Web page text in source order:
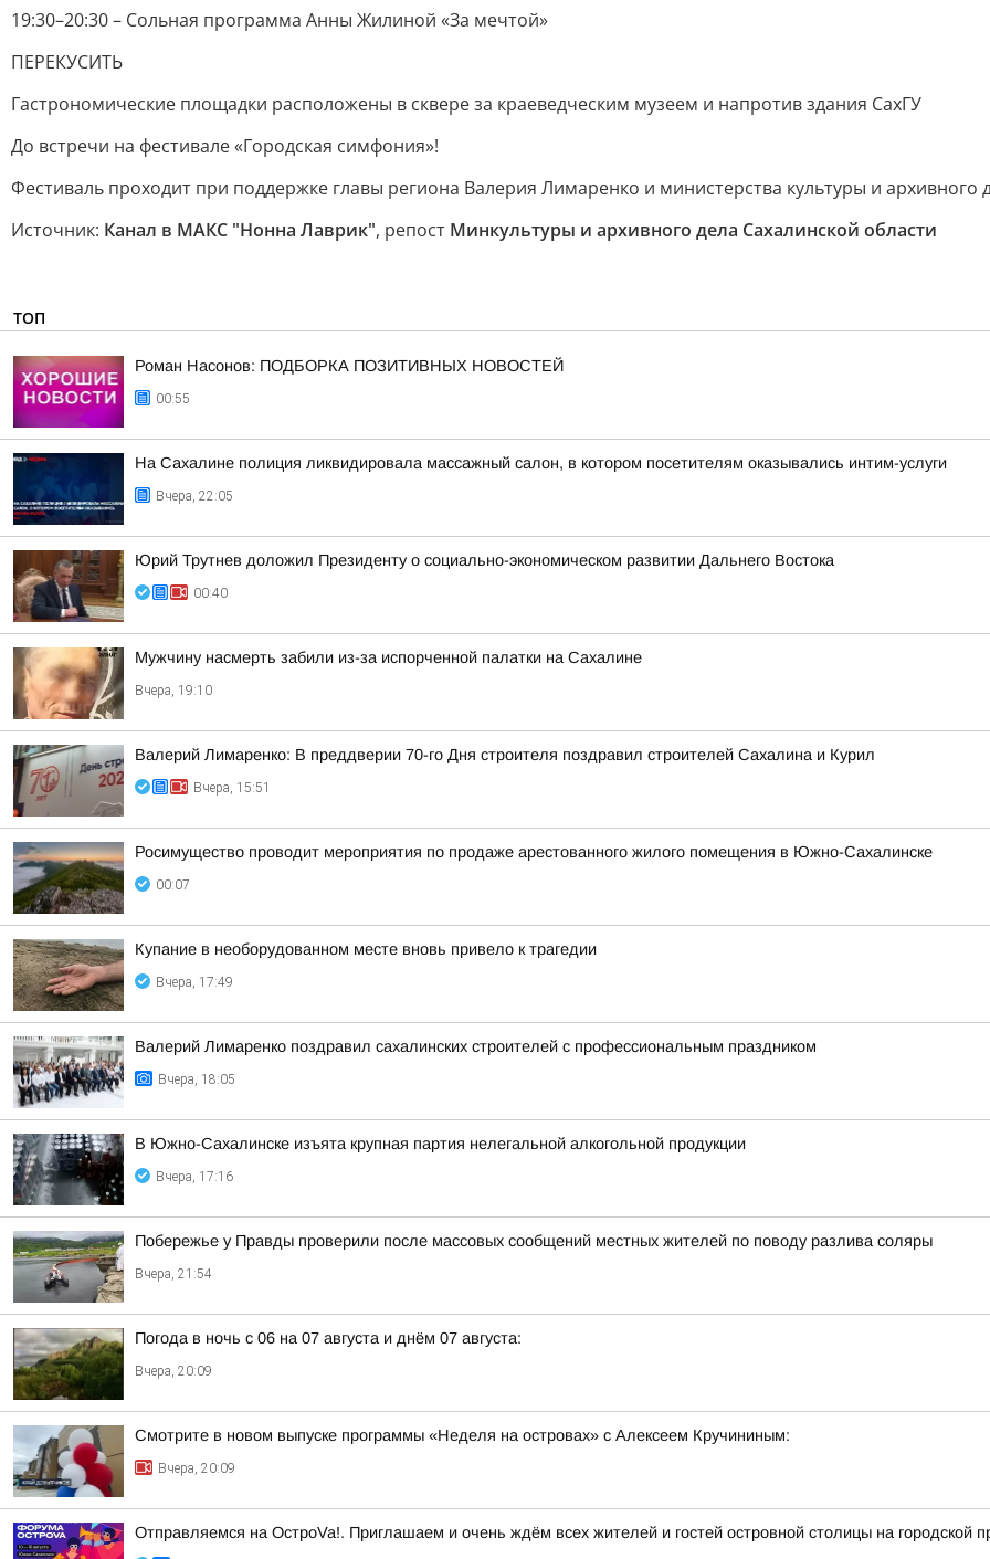
19:30–20:30 – Сольная программа Анны Жилиной «За мечтой»
ПЕРЕКУСИТЬ
Гастрономические площадки расположены в сквере за краеведческим музеем и напротив здания СахГУ
До встречи на фестивале «Городская симфония»!
Фестиваль проходит при поддержке главы региона Валерия Лимаренко и министерства культуры и архивного
Источник: Канал в МАКС "Нонна Лаврик", репост Минкультуры и архивного дела Сахалинской области
ТОП
Роман Насонов: ПОДБОРКА ПОЗИТИВНЫХ НОВОСТЕЙ
00:55
На Сахалине полиция ликвидировала массажный салон, в котором посетителям оказывались интим-услуги
Вчера, 22:05
Юрий Трутнев доложил Президенту о социально-экономическом развитии Дальнего Востока
00:40
Мужчину насмерть забили из-за испорченной палатки на Сахалине
Вчера, 19:10
Валерий Лимаренко: В преддверии 70-го Дня строителя поздравил строителей Сахалина и Курил
Вчера, 15:51
Росимущество проводит мероприятия по продаже арестованного жилого помещения в Южно-Сахалинске
00:07
Купание в необорудованном месте вновь привело к трагедии
Вчера, 17:49
Валерий Лимаренко поздравил сахалинских строителей с профессиональным праздником
Вчера, 18:05
В Южно-Сахалинске изъята крупная партия нелегальной алкогольной продукции
Вчера, 17:16
Побережье у Правды проверили после массовых сообщений местных жителей по поводу разлива соляры
Вчера, 21:54
Погода в ночь с 06 на 07 августа и днём 07 августа:
Вчера, 20:09
Смотрите в новом выпуске программы «Неделя на островах» с Алексеем Кручининым:
Вчера, 20:09
Отправляемся на ОстроVa!. Приглашаем и очень ждём всех жителей и гостей островной столицы на городской